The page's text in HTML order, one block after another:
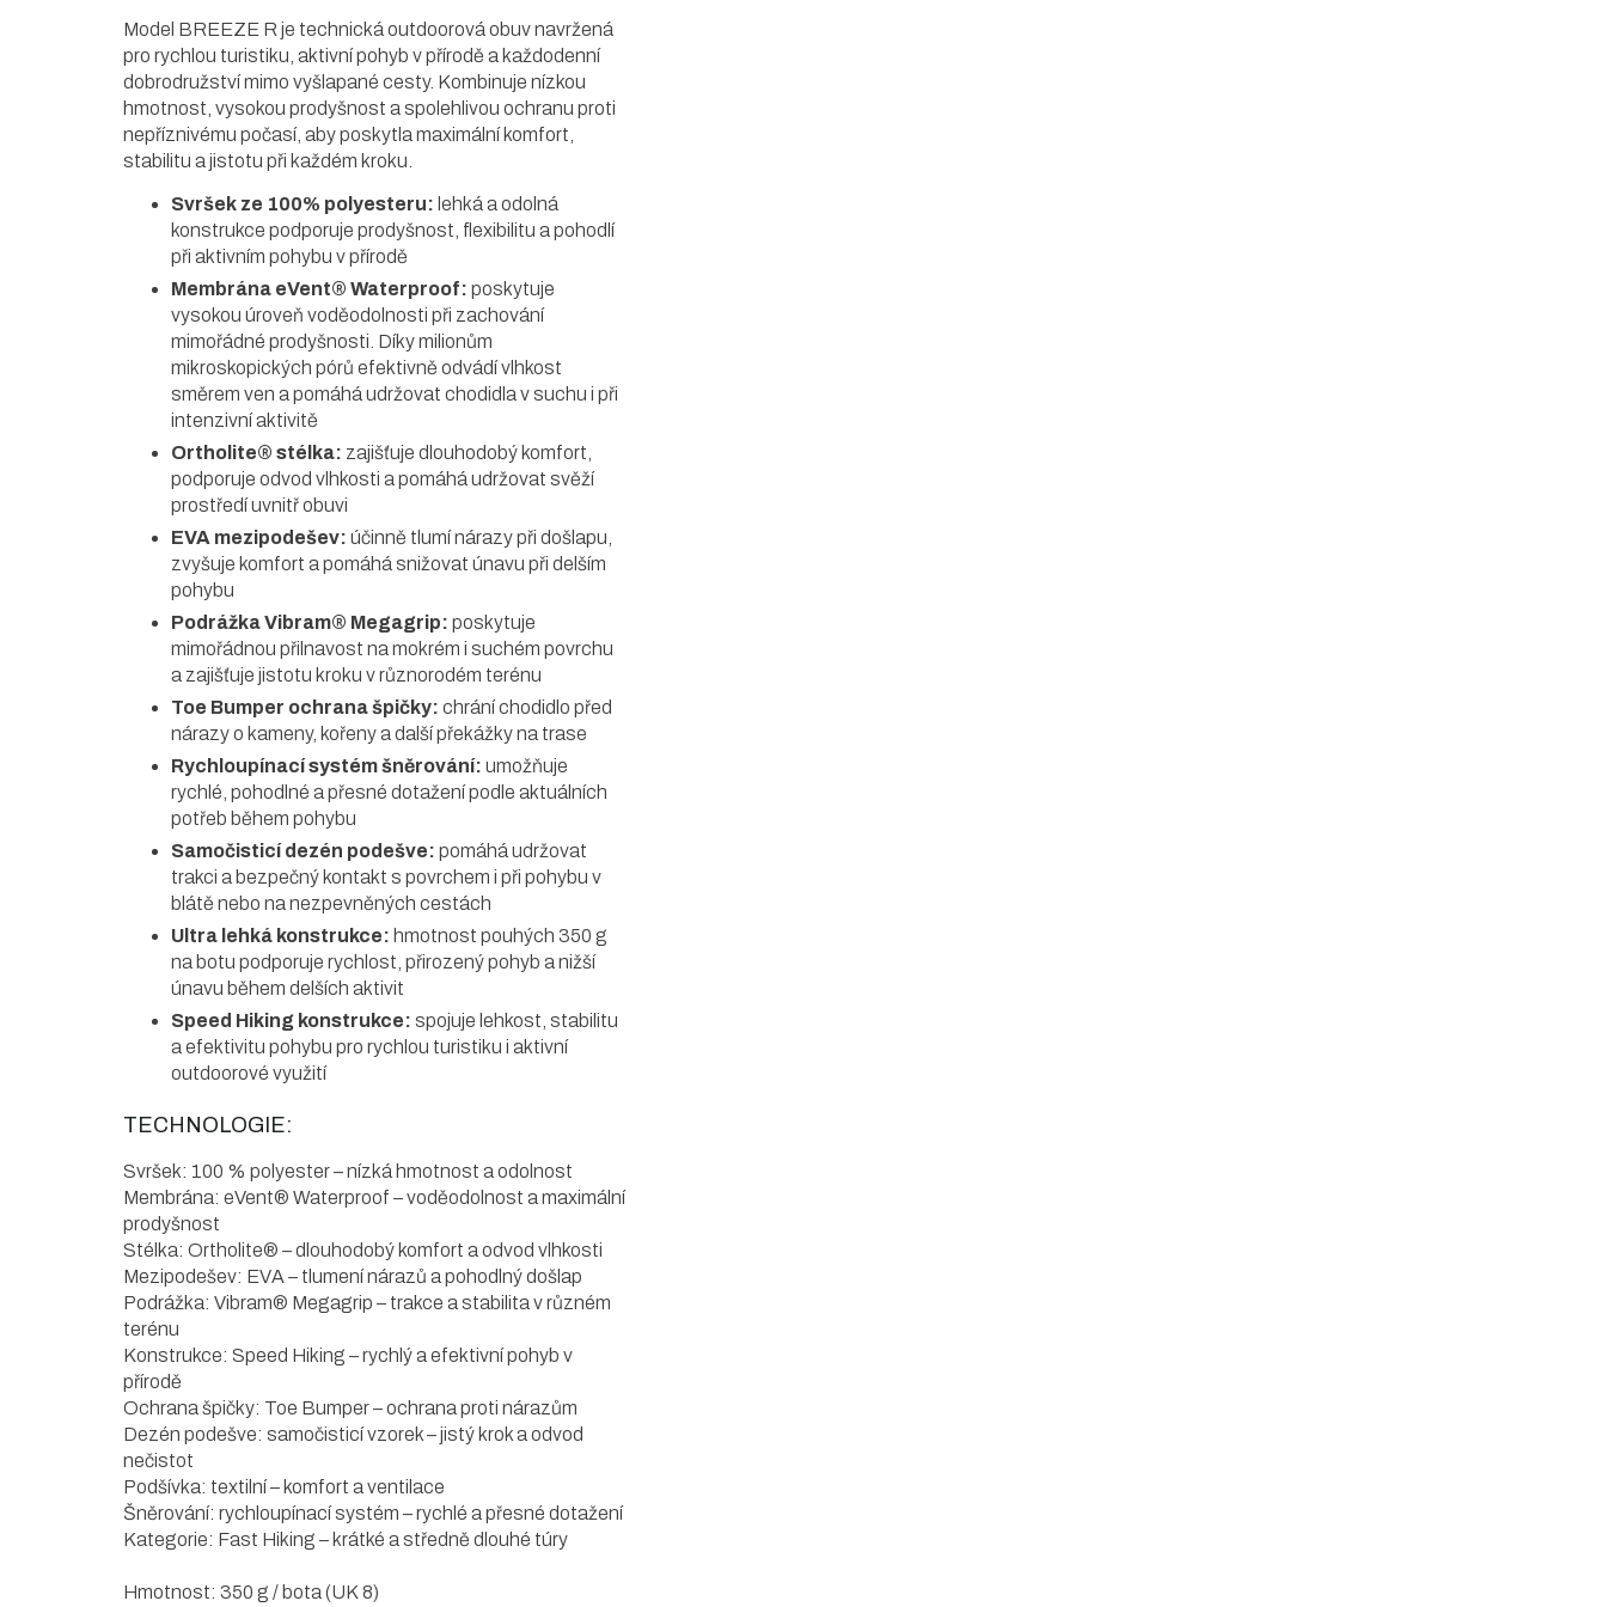
Model BREEZE R je technická outdoorová obuv navržená
pro rychlou turistiku, aktivní pohyb v přírodě a každodenní
dobrodružství mimo vyšlapané cesty. Kombinuje nízkou
hmotnost, vysokou prodyšnost a spolehlivou ochranu proti
nepříznivému počasí, aby poskytla maximální komfort,
stabilitu a jistotu při každém kroku.
Svršek ze 100% polyesteru: lehká a odolná
konstrukce podporuje prodyšnost, flexibilitu a pohodlí
při aktivním pohybu v přírodě
Membrána eVent® Waterproof: poskytuje
vysokou úroveň voděodolnosti při zachování
mimořádné prodyšnosti. Díky milionům
mikroskopických pórů efektivně odvádí vlhkost
směrem ven a pomáhá udržovat chodidla v suchu i při
intenzivní aktivitě
Ortholite® stélka: zajišťuje dlouhodobý komfort,
podporuje odvod vlhkosti a pomáhá udržovat svěží
prostředí uvnitř obuvi
EVA mezipodešev: účinně tlumí nárazy při došlapu,
zvyšuje komfort a pomáhá snižovat únavu při delším
pohybu
Podrážka Vibram® Megagrip: poskytuje
mimořádnou přilnavost na mokrém i suchém povrchu
a zajišťuje jistotu kroku v různorodém terénu
Toe Bumper ochrana špičky: chrání chodidlo před
nárazy o kameny, kořeny a další překážky na trase
Rychloupínací systém šněrování: umožňuje
rychlé, pohodlné a přesné dotažení podle aktuálních
potřeb během pohybu
Samočisticí dezén podešve: pomáhá udržovat
trakci a bezpečný kontakt s povrchem i při pohybu v
blátě nebo na nezpevněných cestách
Ultra lehká konstrukce: hmotnost pouhých 350 g
na botu podporuje rychlost, přirozený pohyb a nižší
únavu během delších aktivit
Speed Hiking konstrukce: spojuje lehkost, stabilitu
a efektivitu pohybu pro rychlou turistiku i aktivní
outdoorové využití
TECHNOLOGIE:
Svršek: 100 % polyester – nízká hmotnost a odolnost
Membrána: eVent® Waterproof – voděodolnost a maximální
prodyšnost
Stélka: Ortholite® – dlouhodobý komfort a odvod vlhkosti
Mezipodešev: EVA – tlumení nárazů a pohodlný došlap
Podrážka: Vibram® Megagrip – trakce a stabilita v různém
terénu
Konstrukce: Speed Hiking – rychlý a efektivní pohyb v
přírodě
Ochrana špičky: Toe Bumper – ochrana proti nárazům
Dezén podešve: samočisticí vzorek – jistý krok a odvod
nečistot
Podšívka: textilní – komfort a ventilace
Šněrování: rychloupínací systém – rychlé a přesné dotažení
Kategorie: Fast Hiking – krátké a středně dlouhé túry
Hmotnost: 350 g / bota (UK 8)